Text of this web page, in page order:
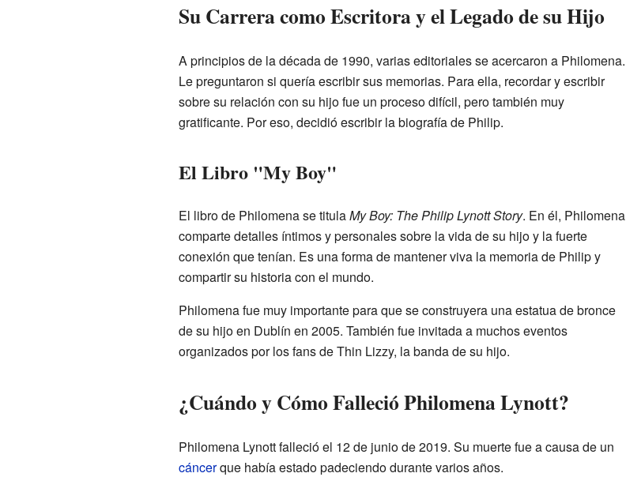
Su Carrera como Escritora y el Legado de su Hijo
A principios de la década de 1990, varias editoriales se acercaron a Philomena.
Le preguntaron si quería escribir sus memorias. Para ella, recordar y escribir
sobre su relación con su hijo fue un proceso difícil, pero también muy
gratificante. Por eso, decidió escribir la biografía de Philip.
El Libro "My Boy"
El libro de Philomena se titulaMy Boy: The Philip Lynott Story. En él, Philomena
comparte detalles íntimos y personales sobre la vida de su hijo y la fuerte
conexión que tenían. Es una forma de mantener viva la memoria de Philip y
compartir su historia con el mundo.
Philomena fue muy importante para que se construyera una estatua de bronce
de su hijo en Dublín en 2005. También fue invitada a muchos eventos
organizados por los fans de Thin Lizzy, la banda de su hijo.
¿Cuándo y Cómo Falleció Philomena Lynott?
Philomena Lynott falleció el 12 de junio de 2019. Su muerte fue a causa de un
cáncerque había estado padeciendo durante varios años.